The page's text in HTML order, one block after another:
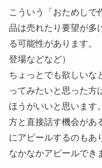
こういう「おためしで
品は売れたり要望が多
る可能性があります。
登場などなど）
ちょっとでも欲しいな
ってみたいと思った方
ほうがいいと思います
方と直接話す機会があ
にアピールするのもあ
なかなかアピールでき